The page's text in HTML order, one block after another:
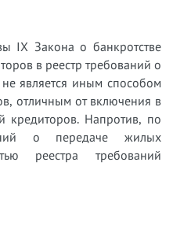
IX Закона о банкротстве
в реестр требований о
является иным способом
отличным от включения в
кредиторов. Напротив, по
о передаче жилых
реестра требований